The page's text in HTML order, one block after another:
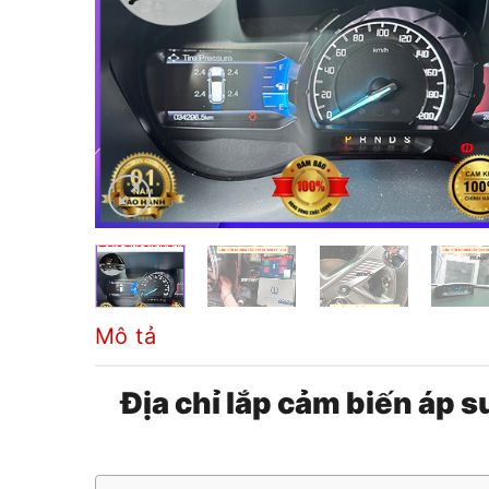
Mô tả
Địa chỉ lắp cảm biến áp